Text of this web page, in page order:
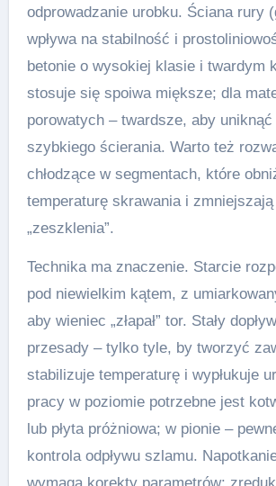
odprowadzanie urobku. Ściana rury
wpływa na stabilność i
betonie o wysokiej klasie i twardym
stosuje się spoiwa miększe; dla
porowatych – twardsze, aby
szybkiego ścierania. Warto też
chłodzące w segmentach, które
temperaturę skrawania i
„zeszklenia”.
Technika ma znaczenie. Starcie
pod niewielkim kątem, z
aby wieniec „złapał” tor. Stały
przesady – tylko tyle, by tworzyć
stabilizuje temperaturę i wypłukuje
pracy w poziomie potrzebne jest
lub płyta próżniowa; w pionie –
kontrola odpływu szlamu.